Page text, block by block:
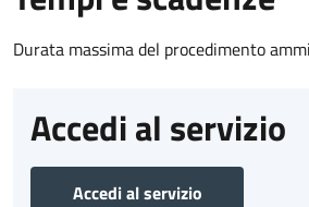
Durata massima del procedimento
Accedi al servizio
Accedi al servizio